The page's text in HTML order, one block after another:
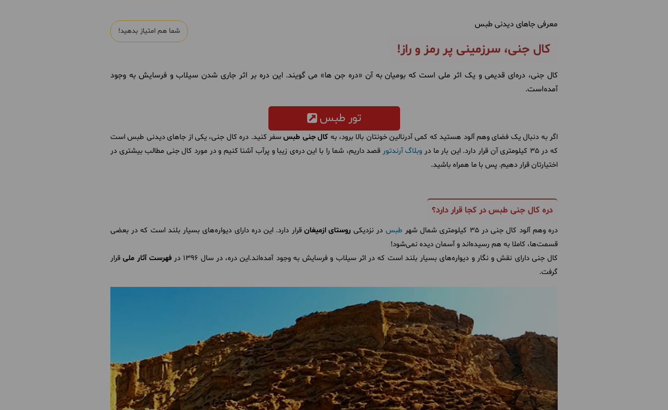
معرفی جاهای دیدنی طبس
کال جنی، سرزمینی پر رمز و راز!
شما هم امتیاز بدهید!
کال جنی، دره‌ای قدیمی و یک اثر ملی است که بومیان به آن «دره جن ‌ها» می‌ گویند. این دره بر اثر جاری شدن سیلاب و فرسایش به وجود
آمده‌است.
تور طبس
اگر به دنبال یک فضای وهم آلود هستید که کمی آدرنالین خونتان بالا برود، به کال جنی طبسسفر کنید. دره کال جنی، یکی از جاهای دیدنی طبس است
که در 35 کیلومتری آن قرار دارد. این بار ما در
وبلاگ آرندتور قصد داریم، شما را با این دره‌ی زیبا و پرآب آشنا کنیم و در مورد کال جنی مطالب بیشتری در
اختیارتان قرار دهیم. پس با ما همراه باشید.
دره کال جنی طبس در کجا قرار دارد؟
دره وهم آلود کال جنی در 35 کیلومتری شمال شهر طبس در نزدیکی روستای ازمیغان قرار دارد. این دره دارای دیواره‌های بسیار بلند است که در بعضی
قسمت‌ها، کاملا به هم رسیده‌اند و آسمان دیده نمی‌شود!
کال جنی دارای نقش و نگار و دیواره‌های بسیار بلند است که در اثر سیلاب و فرسایش به وجود آمده‌اند.این دره، در سال 1396 در
فهرست آثار ملیقرار
گرفت.